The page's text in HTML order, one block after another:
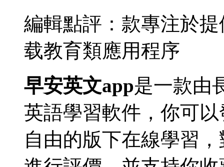
編輯點評：款專注於
载教育類應用程序
早安英文app是一款由
英語學習軟件，你可
自由的版下在線學習